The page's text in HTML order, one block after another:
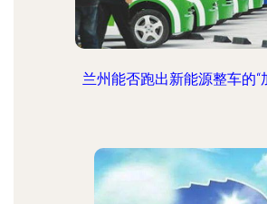
兰州能否跑出新能源整车的“